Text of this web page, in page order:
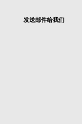
发送邮件给我们